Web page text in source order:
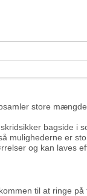
store
bagside i
mulighederne er
og kan laves
til at ringe